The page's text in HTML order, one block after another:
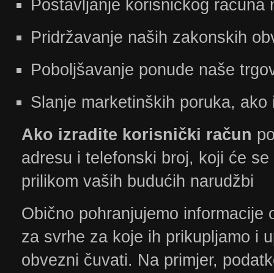
Postavljanje korisničkog računa
Pridržavanje naših zakonskih
Poboljšavanje ponude naše
Slanje marketinških poruka,
Ako izradite korisnički račun
adresu i telefonski broj, koji će
prilikom vaših budućih narudžbi
Obično pohranjujemo
za svrhe za koje ih prikupljamo i
obvezni čuvati. Na primjer,